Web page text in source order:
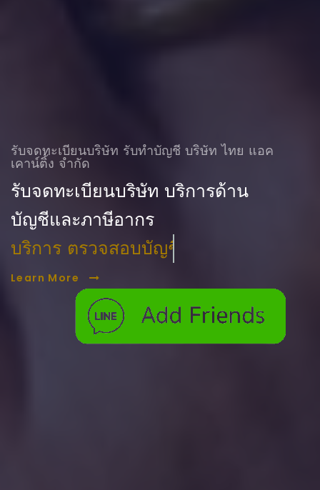
รับจดทะเบียนบริษัท รับทําบัญชี บริษัท ไทย แอค
เคาน์ติ้ง จำกัด
รับจดทะเบียนบริษัท บริการด้าน
บัญชีและภาษีอากร
บริการ ตรวจสอบบัญชี
Learn More